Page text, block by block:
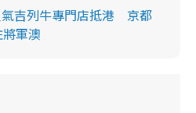
氣吉列牛專門店抵港 京都
軍澳